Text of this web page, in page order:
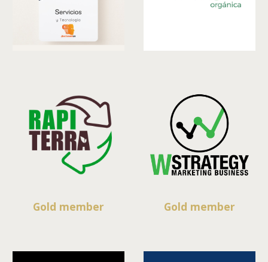
Gold member Gold member